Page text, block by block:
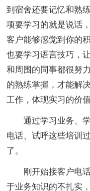
到宿舍还要记忆和熟
项要学习的就是说话
客户能够感觉到你的
也要学习语言技巧，
和周围的同事都很努
的熟练掌握，才能解
工作，体现实习的价值
通过学习业务、学
电话、试呼这些培训
了。
刚开始接客户电话
于业务知识的不扎实